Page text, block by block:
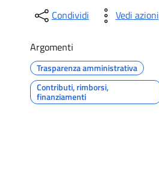
Condividi Vedi azioni
Argomenti
Trasparenza amministrativa
Contributi, rimborsi,
finanziamenti